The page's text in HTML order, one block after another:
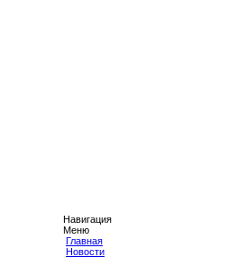
Навигация
Меню
Главная
Новости